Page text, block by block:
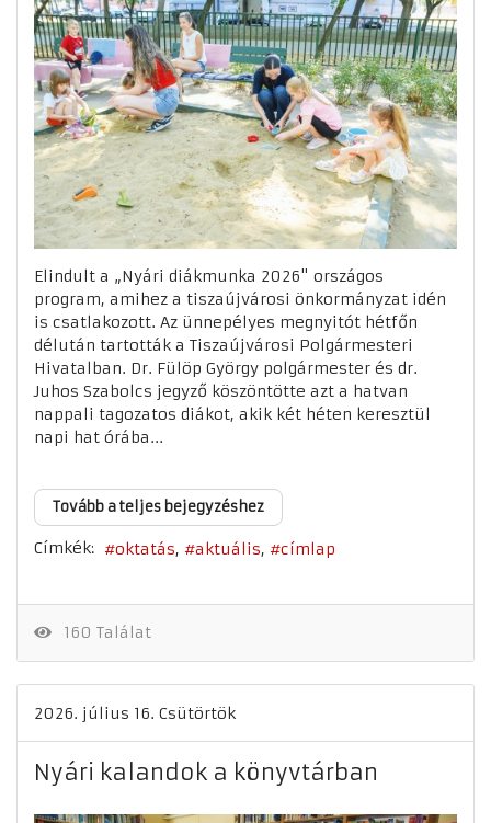
Elindult a „Nyári diákmunka 2026" országos
program, amihez a tiszaújvárosi önkormányzat idén
is csatlakozott. Az ünnepélyes megnyitót hétfőn
délután tartották a Tiszaújvárosi Polgármesteri
Hivatalban. Dr. Fülöp György polgármester és dr.
Juhos Szabolcs jegyző köszöntötte azt a hatvan
nappali tagozatos diákot, akik két héten keresztül
napi hat órába...
Tovább a teljes bejegyzéshez
Címkék: oktatás aktuális címlap
160 Találat
2026. július 16. Csütörtök
Nyári kalandok a könyvtárban